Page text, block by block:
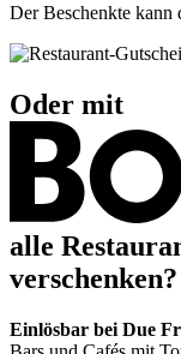
Der Beschenkte kann
Oder mit
alle
verschenken?
Einlösbar bei Due